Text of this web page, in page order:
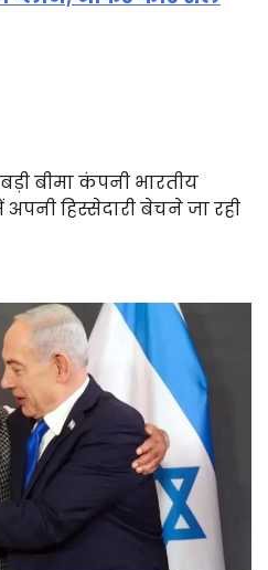
बीमा कंपनी भारतीय
हिस्सेदारी बेचने जा रही